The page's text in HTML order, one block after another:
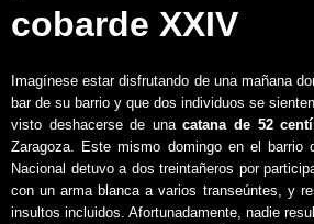
cobarde XXIV
Imagínese estar disfrutando de una mañana
bar de su barrio y que dos individuos se
visto deshacerse de unacatana de 52
Zaragoza. Este mismo domingo en el
Nacional detuvo a dos treintañeros por
con un arma blanca a varios transeúntes, y
insultos incluidos. Afortunadamente, nadie